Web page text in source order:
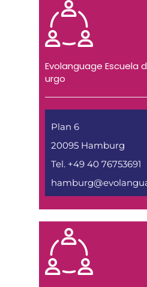
Evolanguage Escuela
urgo
Plan 6
20095 Hamburg
Tel. +49 40 76753691